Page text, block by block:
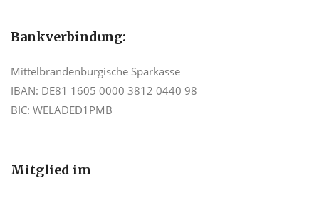
Bankverbindung:
Mittelbrandenburgische Sparkasse
IBAN: DE81 1605 0000 3812 0440 98
BIC: WELADED1PMB
Mitglied im